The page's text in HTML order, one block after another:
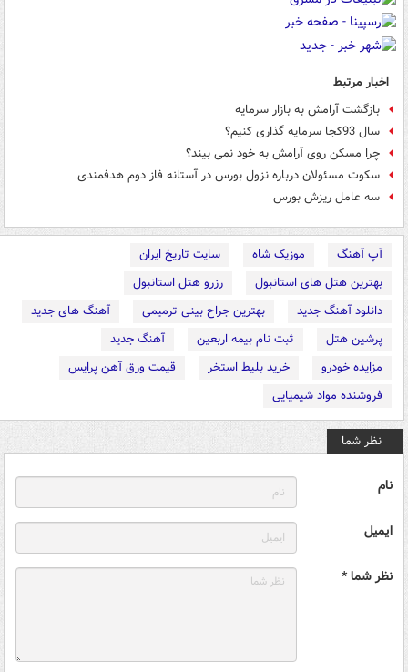
اخبار مرتبط
بازگشت آرامش به بازار سرمایه
سال 93کجا سرمایه گذاری کنیم؟
چرا مسکن روی آرامش به خود نمی بیند؟
سکوت مسئولان درباره نزول بورس در آستانه فاز دوم هدفمندی
سه عامل ریزش بورس
آپ آهنگ موزیک شاه
سایت تاریخ ایران
بهترین هتل های استانبول
رزرو هتل استانبول
دانلود آهنگ جدید
بهترین جراح بینی ترمیمی
آهنگ های جدید
پرشین هتل
ثبت نام بیمه اربعین
آهنگ جدید
مزایده خودرو
خرید بلیط استخر
قیمت ورق آهن پرایس
فروشنده مواد شیمیایی
نظر شما
نام
ایمیل
نظر شما *